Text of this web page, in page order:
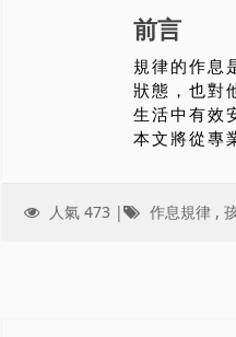
前言
規律的作息
狀態，也對
生活中有效
本文將從專
人氣 473 | 作息規律 ,